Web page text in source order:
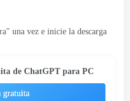
una vez e inicie la descarga
de ChatGPT para PC
gratuita